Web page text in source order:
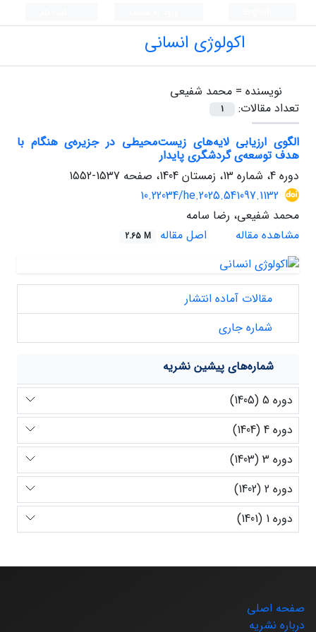
اکولوژی انسانی
نویسنده = محمد شفیعی
تعداد مقالات:
1
الگوی ارزیابی لایه‌های زیست‌محیطی در جزیره‌ی هنگام با
هدف توسعه‌ی گردشگری پایدار
دوره 4، شماره 13، زمستان 1404، صفحه
1537-1552
10.22034/he.2025.541097.1132
محمد شفیعی، رضا سامه
مشاهده مقاله
اصل مقاله 2.65 M
مقالات آماده انتشار
شماره جاری
شماره‌های پیشین نشریه
دوره 5 (1405)
دوره 4 (1404)
دوره 3 (1403)
دوره 2 (1402)
دوره 1 (1401)
صفحه اصلی
درباره نشریه